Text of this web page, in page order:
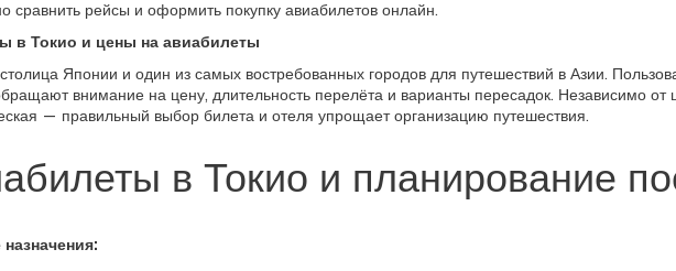
назначения:
в Токио и планирование
Японии и один из самых востребованных городов для путешествий в Азии.
внимание на цену, длительность перелёта и варианты пересадок. Независимо
— правильный выбор билета и отеля упрощает организацию путешествия.
в Токио и цены на авиабилеты
сравнить рейсы и оформить покупку авиабилетов онлайн.